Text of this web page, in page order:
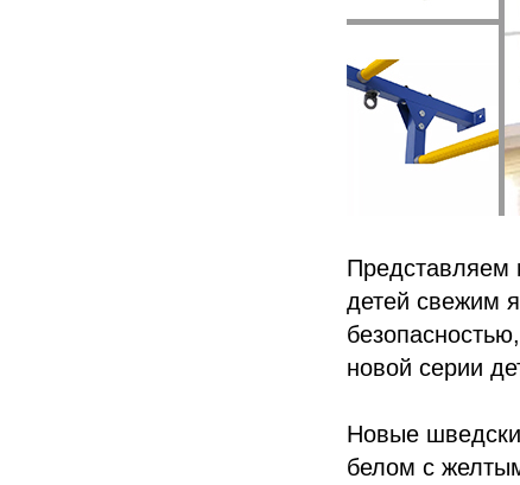
Представляем
детей свежим
новой серии
Новые
белом с